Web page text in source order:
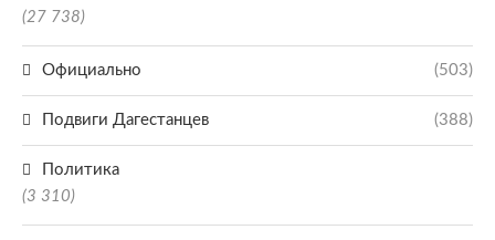
(27 738)
Официально (503)
Подвиги Дагестанцев (388)
Политика
(3 310)